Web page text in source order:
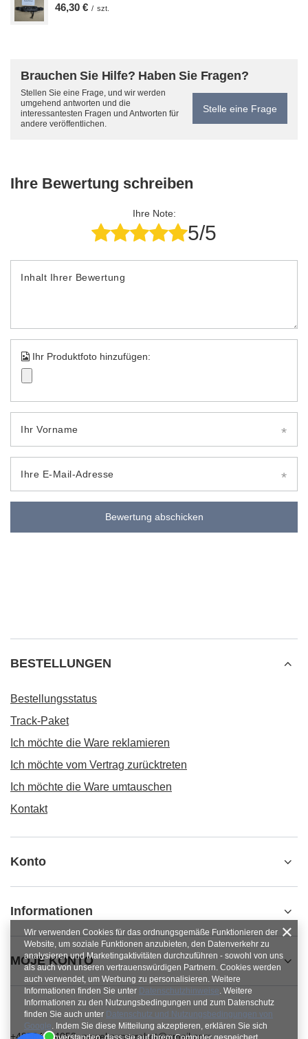
46,30 € / szt.
Brauchen Sie Hilfe? Haben Sie Fragen?
Stellen Sie eine Frage, und wir werden
umgehend antworten und die
interessantesten Fragen und Antworten für
andere veröffentlichen.
Stelle eine Frage
Ihre Bewertung schreiben
Ihre Note:
5/5
Inhalt Ihrer Bewertung
Ihr Produktfoto hinzufügen:
Ihr Vorname
Ihre E-Mail-Adresse
Bewertung abschicken
BESTELLUNGEN
Bestellungsstatus
Track-Paket
Ich möchte die Ware reklamieren
Ich möchte vom Vertrag zurücktreten
Ich möchte die Ware umtauschen
Kontakt
Konto
Informationen
MOJE KONTO
+48784454053 pawel.superrobot@gmail.com
Wir verwenden Cookies für das ordnungsgemäße Funktionieren der
Website, um soziale Funktionen anzubieten, den Datenverkehr zu
analysieren und Marketingaktivitäten durchzuführen - sowohl von uns
als auch von unseren vertrauenswürdigen Partnern. Cookies werden
auch verwendet, um Werbung zu personalisieren. Weitere
Informationen finden Sie unter Datenschutzhinweise. Weitere
Informationen zu den Nutzungsbedingungen und zum Datenschutz
finden Sie auch unter Datenschutz und Nutzungsbedingungen von
Google. Indem Sie diese Mitteilung akzeptieren, erklären Sie sich